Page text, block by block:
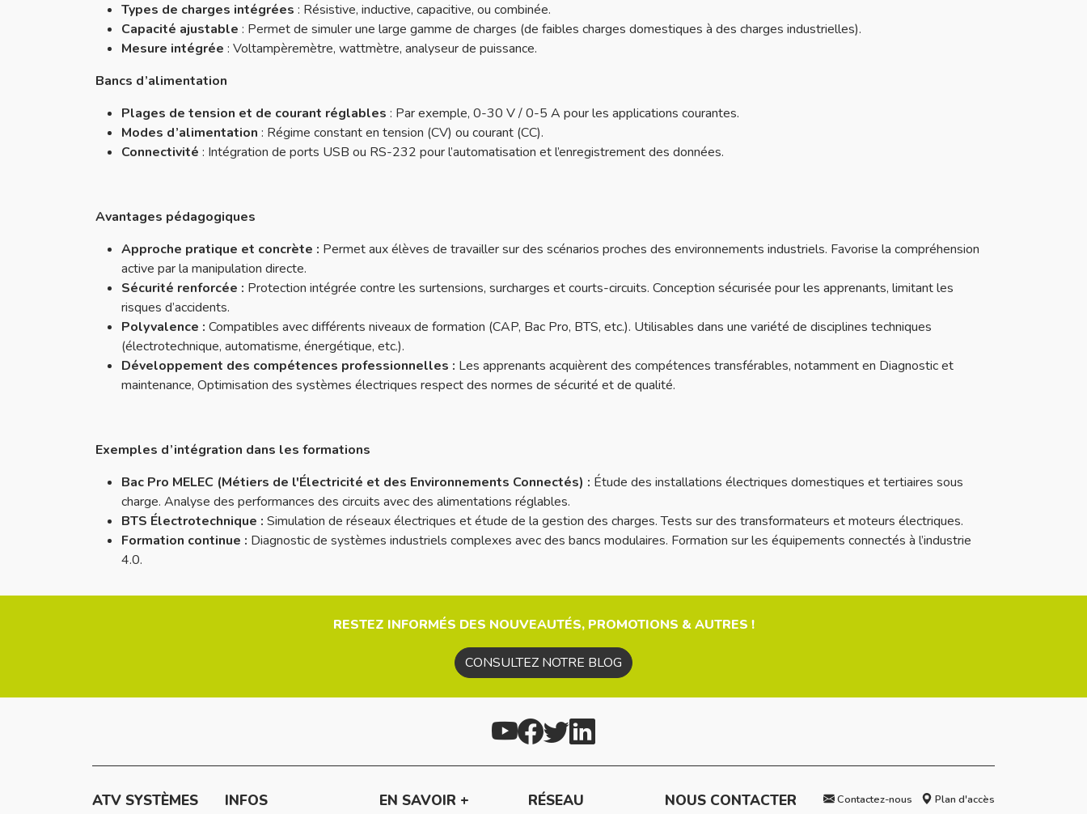
Types de charges intégrées : Résistive, inductive, capacitive, ou combinée.
Capacité ajustable : Permet de simuler une large gamme de charges (de faibles charges domestiques à des charges industrielles).
Mesure intégrée : Voltampèremètre, wattmètre, analyseur de puissance.
Bancs d’alimentation
Plages de tension et de courant réglables : Par exemple, 0-30 V / 0-5 A pour les applications courantes.
Modes d’alimentation : Régime constant en tension (CV) ou courant (CC).
Connectivité : Intégration de ports USB ou RS-232 pour l’automatisation et l’enregistrement des données.
Avantages pédagogiques
Approche pratique et concrète : Permet aux élèves de travailler sur des scénarios proches des environnements industriels. Favorise la compréhension
active par la manipulation directe.
Sécurité renforcée : Protection intégrée contre les surtensions, surcharges et courts-circuits. Conception sécurisée pour les apprenants, limitant les
risques d’accidents.
Polyvalence : Compatibles avec différents niveaux de formation (CAP, Bac Pro, BTS, etc.). Utilisables dans une variété de disciplines techniques
(électrotechnique, automatisme, énergétique, etc.).
Développement des compétences professionnelles : Les apprenants acquièrent des compétences transférables, notamment en Diagnostic et
maintenance, Optimisation des systèmes électriques respect des normes de sécurité et de qualité.
Exemples d’intégration dans les formations
Bac Pro MELEC (Métiers de l'Électricité et des Environnements Connectés) : Étude des installations électriques domestiques et tertiaires sous
charge. Analyse des performances des circuits avec des alimentations réglables.
BTS Électrotechnique : Simulation de réseaux électriques et étude de la gestion des charges. Tests sur des transformateurs et moteurs électriques.
Formation continue : Diagnostic de systèmes industriels complexes avec des bancs modulaires. Formation sur les équipements connectés à l’industrie
4.0.
RESTEZ INFORMÉS DES NOUVEAUTÉS, PROMOTIONS & AUTRES !
CONSULTEZ NOTRE BLOG
ATV SYSTÈMES INFOS EN SAVOIR + RÉSEAU NOUS CONTACTER Contactez-nous Plan d'accès